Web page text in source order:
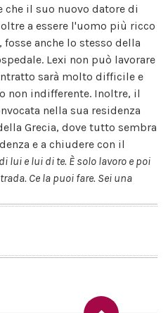
il suo nuovo datore di
a essere l'uomo più ricco
anche lo stesso della
Lexi non può lavorare
sarà molto difficile e
non indifferente. Inoltre, il
nella sua residenza
Grecia, dove tutto sembra
e a chiudere con il
lui e lui di te. È solo lavoro e poi
Ce la puoi fare. Sei una